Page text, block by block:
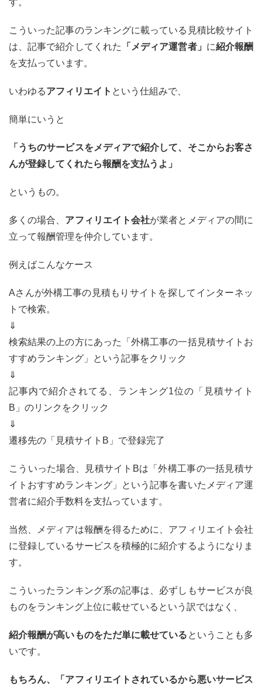
す。
こういった記事のランキングに載っている見積比較サイト
は、記事で紹介してくれた
「メディア運営者」 に紹介報酬
を支払っています。
いわゆるアフィリエイト という仕組みで、
簡単にいうと
「うちのサービスをメディアで紹介して、そこからお客さ
んが登録してくれたら報酬を支払うよ」
というもの。
多くの場合、 アフィリエイト会社が業者とメディアの間に
立って報酬管理を仲介しています。
例えばこんなケース
Aさんが外構工事の見積もりサイトを探してインターネッ
トで検索。
⇓
検索結果の上の方にあった「外構工事の一括見積サイトお
すすめランキング」という記事をクリック
⇓
記事内で紹介されてる、ランキング1位の「見積サイト
B」のリンクをクリック
⇓
遷移先の「見積サイトB」で登録完了
こういった場合、見積サイトBは「外構工事の一括見積サ
イトおすすめランキング」という記事を書いたメディア運
営者に紹介手数料を支払っています。
当然、メディアは報酬を得るために、アフィリエイト会社
に登録しているサービスを積極的に紹介するようになりま
す。
こういったランキング系の記事は、必ずしもサービスが良
ものをランキング上位に載せているという訳ではなく、
紹介報酬が高いものをただ単に載せている ということも多
いです。
もちろん、「アフィリエイトされているから悪いサービス